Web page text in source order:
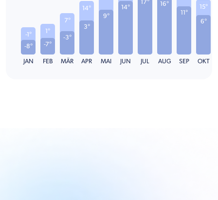
-8°
-1°
JAN
-7°
1°
FEB
-3°
7°
MÄR
3°
14°
APR
9°
MAI
14°
JUN
17°
JUL
16°
AUG
11°
SEP
6°
15°
OKT